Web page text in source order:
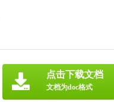
点击下载文档
文档为doc格式